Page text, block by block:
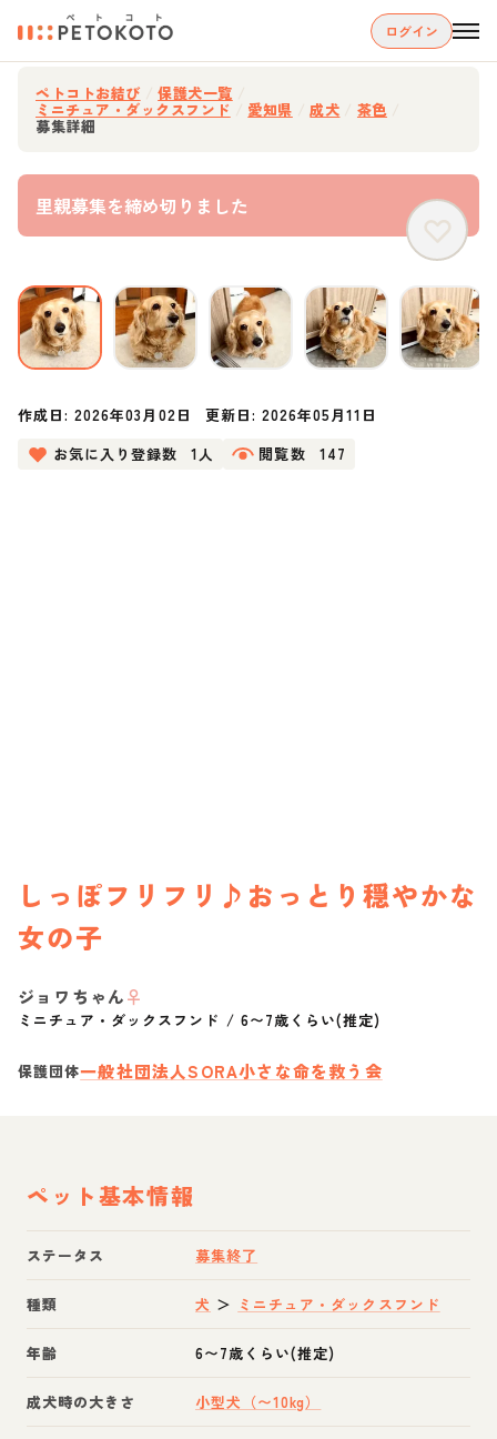
ログイン
ペトコトお結び 保護犬一覧
ミニチュア・ダックスフンド 愛知県 成犬 茶色
募集詳細
里親募集を締め切りました
作成日:2026年03月02日 更新日: 2026年05月11日
お気に入り登録数
1人 閲覧数 147
しっぽフリフリ♪おっとり穏やかな
女の子
ジョワちゃん♀
ミニチュア・ダックスフンド / 6〜7歳くらい(推定)
保護団体一般社団法人SORA小さな命を救う会
ペット基本情報
ステータス 募集終了
種類 犬 ＞ ミニチュア・ダックスフンド
年齢 6〜7歳くらい(推定)
成犬時の大きさ 小型犬（〜10kg）